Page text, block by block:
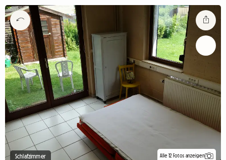
Schlafzimmer Alle 12 Fotos anzeigen